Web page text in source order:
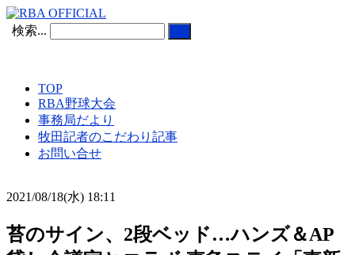
検索...
TOP
RBA野球大会
事務局だより
牧田記者のこだわり記事
お問い合せ
2021/08/18(水) 18:11
苔のサイン、2段ベッド…ハンズ＆AP